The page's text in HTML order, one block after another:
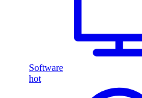
Software
hot